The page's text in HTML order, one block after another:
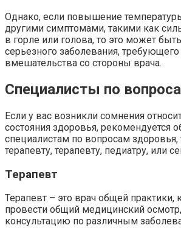
Однако, если повышение
другими симптомами, такими как
в горле или голова, то это может
серьезного заболевания,
вмешательства со стороны врача.
Специалисты по
Если у вас возникли сомнения
состояния здоровья, рекомендуется
специалистам по вопросам здоровья,
терапевту, терапевту, педиатру, или
Терапевт
Терапевт – это врач общей
провести общий медицинский
консультацию по различным